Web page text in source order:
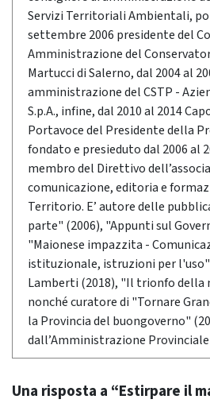
Servizi Territoriali Ambientali,
settembre 2006 presidente del
Amministrazione del
Martucci di Salerno, dal 2004 al
amministrazione del CSTP -
S.p.A., infine, dal 2010 al 2014
Portavoce del Presidente della
fondato e presieduto dal 2006 al
membro del Direttivo
comunicazione, editoria e
Territorio. E’ autore delle
parte" (2006), "Appunti sul
"Maionese impazzita -
istituzionale, istruzioni per
Lamberti (2018), "Il trionfo della
nonché curatore di "Tornare
la Provincia del buongoverno"
dall’Amministrazione Provinciale
Una risposta a “Estirpare il